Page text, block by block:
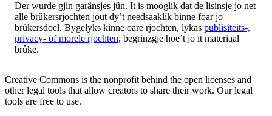
Der wurde gjin garânsjes jûn. It is mooglik dat de lisinsje jo net
alle brûkersrjochten jout dy’t needsaaklik binne foar jo
brûkersdoel. Bygelyks kinne oare rjochten, lykas publisiteits-,
privacy- of morele rjochten, begrinzgje hoe’t jo it materiaal
brûke.
Creative Commons is the nonprofit behind the open licenses and
other legal tools that allow creators to share their work. Our legal
tools are free to use.